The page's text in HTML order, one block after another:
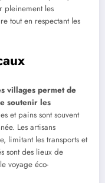
pleinement les
tout en respectant les
villages permet de
soutenir les
et pains sont souvent
Les artisans
limitant les transports et
sont des lieux de
voyage éco-